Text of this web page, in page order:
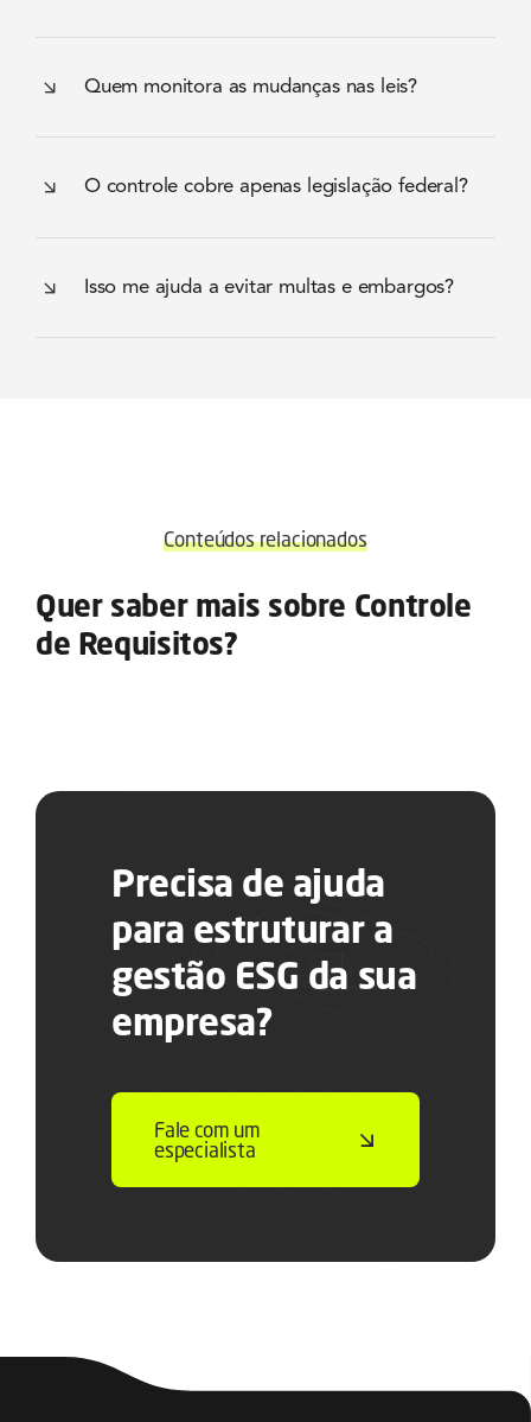
Quem monitora as mudanças nas leis?
O controle cobre apenas legislação federal?
Isso me ajuda a evitar multas e embargos?
Conteúdos relacionados
Quer saber mais sobre Controle
de Requisitos?
Precisa de ajuda
para estruturar a
gestão ESG da sua
empresa?
Fale com um
especialista